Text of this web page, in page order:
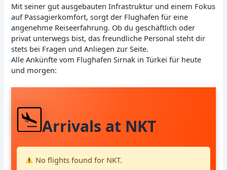
Mit seiner gut ausgebauten Infrastruktur und einem Fokus
auf Passagierkomfort, sorgt der Flughafen für eine
angenehme Reiseerfahrung. Ob du geschäftlich oder
privat unterwegs bist, das freundliche Personal steht dir
stets bei Fragen und Anliegen zur Seite.
Alle Ankünfte vom Flughafen Sirnak in Türkei für heute
und morgen:
Arrivals at NKT
No flights found for NKT.